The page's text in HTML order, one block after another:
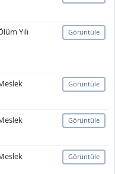
Yılı Görüntüle
Görüntüle
Görüntüle
Görüntüle